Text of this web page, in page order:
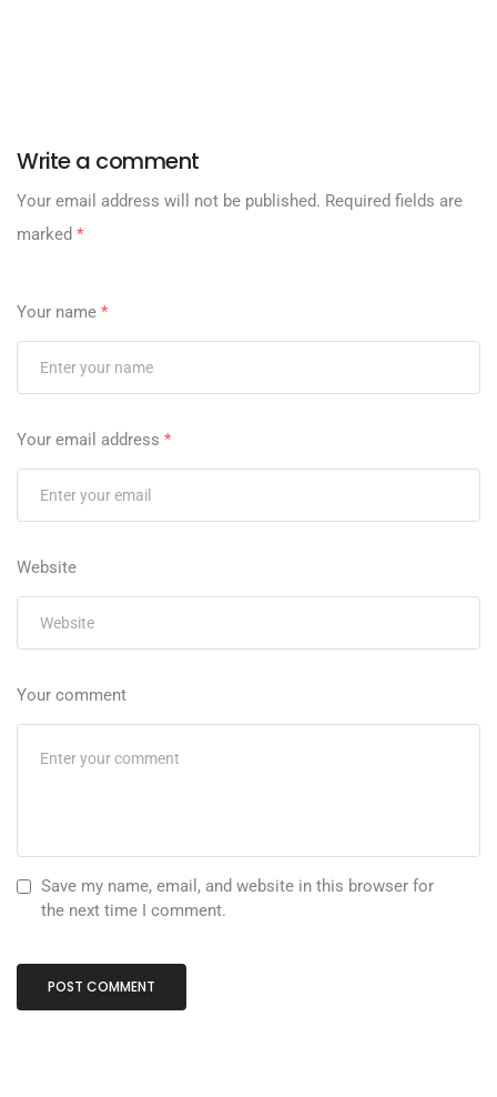
Write a comment
Your email address will not be published. Required fields are
marked *
Your name *
Your email address *
Website
Your comment
Save my name, email, and website in this browser for
the next time I comment.